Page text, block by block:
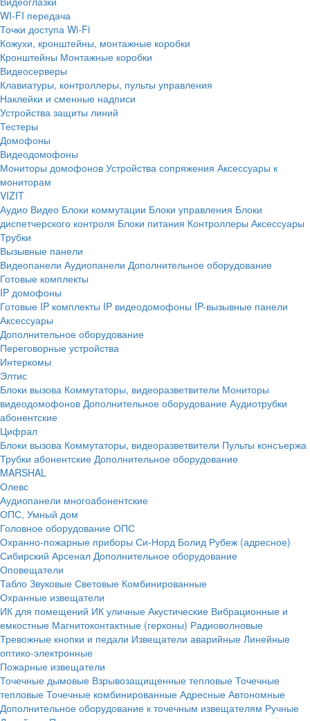
WI-FI передача
Точки доступа Wi-Fi
Кожухи, кронштейны, монтажные коробки
Кронштейны Монтажные коробки
Видеосерверы
Клавиатуры, контроллеры, пульты управления
Наклейки и сменные надписи
Устройства защиты линий
Тестеры
Домофоны
Видеодомофоны
Мониторы домофонов Устройства сопряжения Аксессуары к
мониторам
VIZIT
Аудио Видео Блоки коммутации Блоки управления Блоки
диспетчерского контроля Блоки питания Контроллеры Аксессуары
Трубки
Вызывные панели
Видеопанели Аудиопанели Дополнительное оборудование
Готовые комплекты
IP домофоны
Готовые IP комплекты IP видеодомофоны IP-вызывные панели
Аксессуары
Дополнительное оборудование
Переговорные устройства
Интеркомы
Элтис
Блоки вызова Коммутаторы, видеоразветвители Мониторы
видеодомофонов Дополнительное оборудование Аудиотрубки
абонентские
Цифрал
Блоки вызова Коммутаторы, видеоразветвители Пульты консъержа
Трубки абонентские Дополнительное оборудование
MARSHAL
Олевс
Аудиопанели многоабонентские
ОПС, Умный дом
Головное оборудование ОПС
Охранно-пожарные приборы Си-Норд Болид Рубеж (адресное)
Сибирский Арсенал Дополнительное оборудование
Оповещатели
Табло Звуковые Световые Комбинированные
Охранные извещатели
ИК для помещений ИК уличные Акустические Вибрационные и
емкостные Магнитоконтактные (герконы) Радиоволновые
Тревожные кнопки и педали Извещатели аварийные Линейные
оптико-электронные
Пожарные извещатели
Точечные дымовые Взрывозащищенные тепловые Точечные
тепловые Точечные комбинированные Адресные Автономные
Дополнительное оборудование к точечным извещателям Ручные